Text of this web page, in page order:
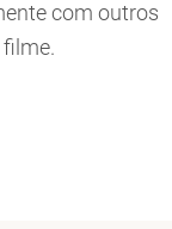
com outros